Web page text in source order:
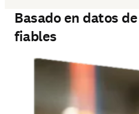
Basado en datos
fiables